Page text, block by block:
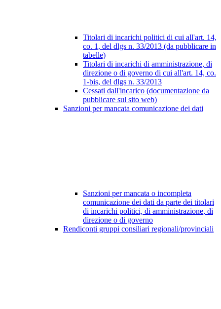
Titolari di incarichi politici di cui all'art. 14,
co. 1, del dlgs n. 33/2013 (da pubblicare in
tabelle)
Titolari di incarichi di amministrazione, di
direzione o di governo di cui all'art. 14, co.
1-bis, del dlgs n. 33/2013
Cessati dall'incarico (documentazione da
pubblicare sul sito web)
Sanzioni per mancata comunicazione dei dati
Sanzioni per mancata o incompleta
comunicazione dei dati da parte dei titolari
di incarichi politici, di amministrazione, di
direzione o di governo
Rendiconti gruppi consiliari regionali/provinciali